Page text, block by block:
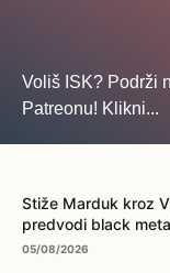
Voliš ISK? Podrži
Patreonu! Klikni...
Stiže Marduk kroz
predvodi black
05/08/2026